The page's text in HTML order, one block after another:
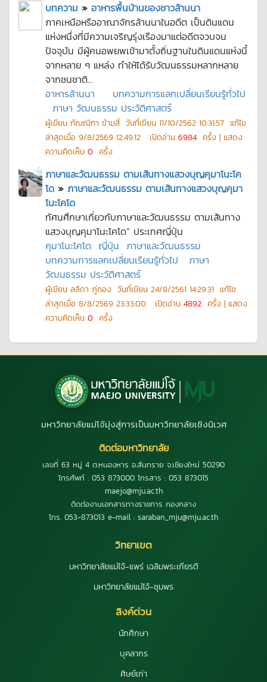
บทความ » อาหารพื้นบ้านของชาวล้านนา
ภาคเหนือหรืออาณาจักรล้านนาในอดีต เป็นดินแดน
แห่งหนึ่งที่มีความเจริญรุ่งเรืองมาแต่อดีตจวบจน
ปัจจุบัน มีผู้คนอพยพเข้ามาตั้งถิ่นฐานในดินแดนแห่งนี้
จากหลาย ๆ แหล่ง ทำให้ได้รับวัฒนธรรมหลากหลาย
จากชนชาติ...
อาหารล้านนา
บทความการแลกเปลี่ยนเรียนรู้ทั่วไป
ภาษา วัฒนธรรม ประวัติศาสตร์
ผู้เขียน กัณณิกา ข้ามสี่ วันที่เขียน 11/10/2562 10:31:57 แก้ไข
ล่าสุดเมื่อ 9/8/2569 12:49:12 เปิดอ่าน 6984 ครั้ง | แสดง
ความคิดเห็น 0 ครั้ง
ภาษาและวัฒนธรรม ตามเส้นทางแสวงบุญคุมาโนะโค
โด » ภาษาและวัฒนธรรม ตามเส้นทางแสวงบุญคุมา
โนะโคโด
ทัศนศึกษาเกี่ยวกับภาษาและวัฒนธรรม ตามเส้นทาง
แสวงบุญคุมาโนะโคโด” ประเทศญี่ปุ่น
คุมาโนะโคโด ญี่ปุ่น ภาษาและวัฒนธรรม
บทความการแลกเปลี่ยนเรียนรู้ทั่วไป
ภาษา
วัฒนธรรม ประวัติศาสตร์
ผู้เขียน ลลิดา ภู่ทอง วันที่เขียน 24/8/2561 14:29:31 แก้ไข
ล่าสุดเมื่อ 8/8/2569 23:33:00 เปิดอ่าน 4892 ครั้ง | แสดง
ความคิดเห็น 0 ครั้ง
มหาวิทยาลัยแม่โจ้มุ่งสู่การเป็นมหาวิทยาลัยเชิงนิเวศ
ติดต่อมหาวิทยาลัย
เลขที่ 63 หมู่ 4 ต.หนองหาร อ.สันทราย จ.เชียงใหม่ 50290
โทรศัพท์ : 053 873000 โทรสาร : 053 873015
maejo@mju.ac.th
ติดต่องานเอกสารทางราชการ กองกลาง
โทร. 053-873013 e-mail : saraban_mju@mju.ac.th
วิทยาเขต
มหาวิทยาลัยแม่โจ้-แพร่ เฉลิมพระเกียรติ
มหาวิทยาลัยแม่โจ้-ชุมพร
ลิงค์ด่วน
นักศึกษา
บุคลากร
ศิษย์เก่า